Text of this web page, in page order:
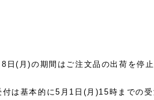
日(月)の期間はご注文品の出荷を停止
は基本的に5月1日(月)15時までの受